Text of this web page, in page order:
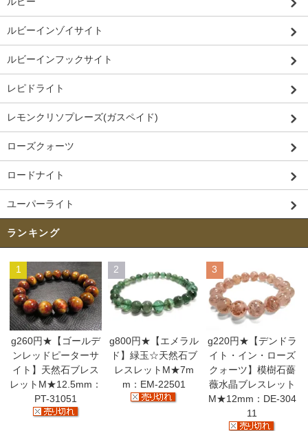
ルビーインゾイサイト
ルビーインフックサイト
レピドライト
レモンクリソプレーズ(ガスペイド)
ローズクォーツ
ロードナイト
ユーパーライト
ランキング
1
g260円★【ゴールデ
ンレッドピーターサ
イト】天然石ブレス
レットM★12.5mm：
PT-31051
2
g800円★【エメラル
ド】緑玉☆天然石ブ
レスレットM★7m
m：EM-22501
3
g220円★【デンドラ
イト・イン・ローズ
クォーツ】模樹石薔
薇水晶ブレスレット
M★12mm：DE-304
11